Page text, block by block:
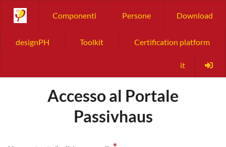
Componenti Persone Download
designPH Toolkit Certification platform
it
Accesso al Portale
Passivhaus